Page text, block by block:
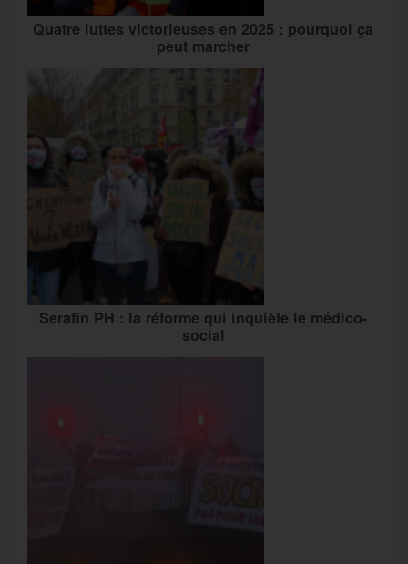
Quatre luttes victorieuses en 2025 : pourquoi ça
peut marcher
Serafin PH : la réforme qui inquiète le médico-
social